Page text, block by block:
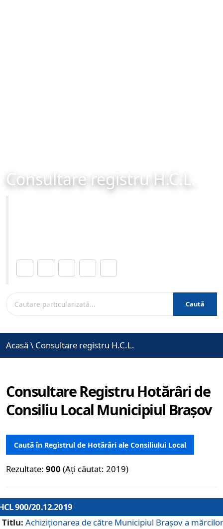
Consultare registru H.C.L.
Caută
Acasă \ Consultare registru H.C.L.
Consultare Registru Hotărâri de
Consiliu Local Municipiul Brașov
Caută în Registrul de Hotărâri ale Consiliului Local
Rezultate: 900 (Ați căutat: 2019)
900/20.12.2019
Titlu: Achiziționarea de către Municipiul Brașov a mărcilor